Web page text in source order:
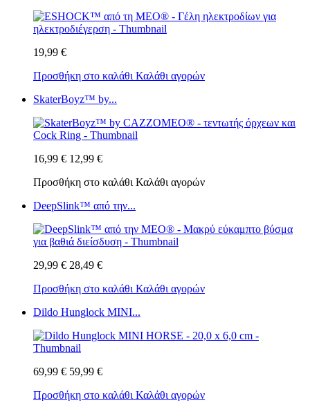
19,99 €
Προσθήκη στο καλάθι Καλάθι αγορών
SkaterBoyz™ by...
16,99 € 12,99 €
Προσθήκη στο καλάθι Καλάθι αγορών
DeepSlink™ από την...
29,99 € 28,49 €
Προσθήκη στο καλάθι Καλάθι αγορών
Dildo Hunglock MINI...
69,99 € 59,99 €
Προσθήκη στο καλάθι Καλάθι αγορών